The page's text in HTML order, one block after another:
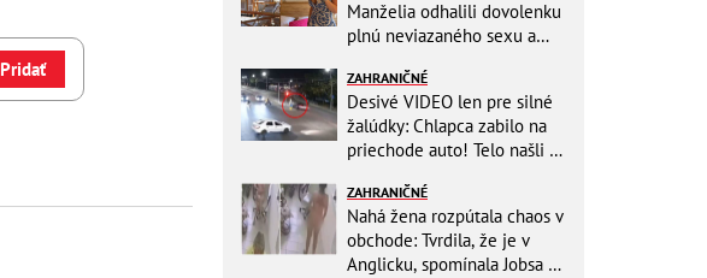
Pridať
Manželia odhalili dovolenku
plnú neviazaného sexu a
ZAHRANIČNÉ
Desivé VIDEO len pre silné
žalúdky: Chlapca zabilo na
priechode auto! Telo našli o
ZAHRANIČNÉ
Nahá žena rozpútala chaos v
obchode: Tvrdila, že je v
Anglicku, spomínala Jobsa aj